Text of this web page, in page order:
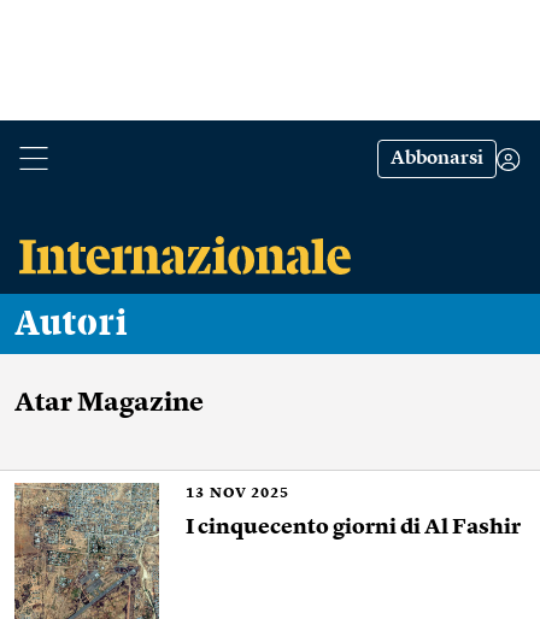
Abbonarsi
Autori
Atar Magazine
13 NOV 2025
I cinquecento giorni di Al Fashir